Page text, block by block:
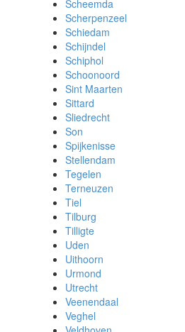
Scheemda
Scherpenzeel
Schiedam
Schijndel
Schiphol
Schoonoord
Sint Maarten
Sittard
Sliedrecht
Son
Spijkenisse
Stellendam
Tegelen
Terneuzen
Tiel
Tilburg
Tilligte
Uden
Uithoorn
Urmond
Utrecht
Veenendaal
Veghel